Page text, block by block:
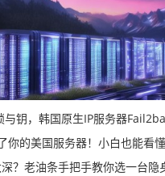
国原生IP服务器Fail2ban实战横评，哪款能扛住
的美国服务器！小白也能看懂的选
？老油条手把手教你选一台隐